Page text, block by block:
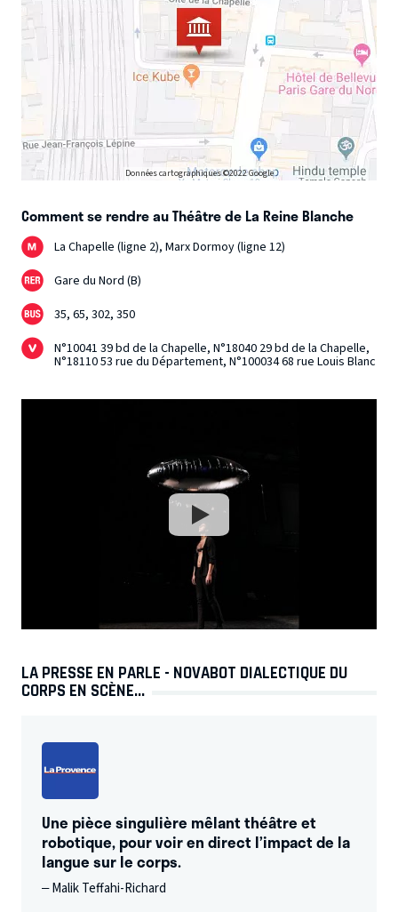
Données cartographiques ©2022 Google
Comment se rendre au Théâtre de La Reine Blanche
La Chapelle (ligne 2), Marx Dormoy (ligne 12)
Gare du Nord (B)
35, 65, 302, 350
N°10041 39 bd de la Chapelle, N°18040 29 bd de la Chapelle,
N°18110 53 rue du Département, N°100034 68 rue Louis Blanc
LA PRESSE EN PARLE - NOVABOT DIALECTIQUE DU
CORPS EN SCÈNE...
Une pièce singulière mêlant théâtre et
robotique, pour voir en direct l’impact de la
langue sur le corps.
– Malik Teffahi-Richard